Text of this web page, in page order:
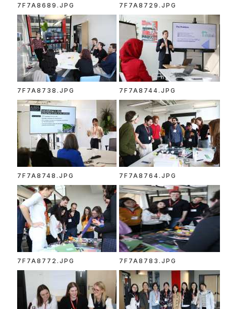
7F7A8689.JPG 7F7A8729.JPG
7F7A8738.JPG 7F7A8744.JPG
7F7A8748.JPG 7F7A8764.JPG
7F7A8772.JPG 7F7A8783.JPG